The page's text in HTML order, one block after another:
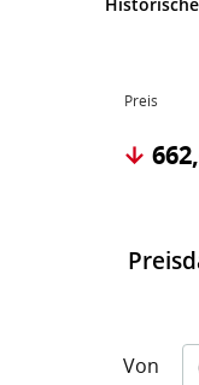
Preis
Von